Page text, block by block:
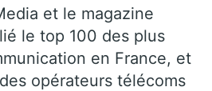
et le magazine
le top 100 des plus
en France, et
opérateurs télécoms